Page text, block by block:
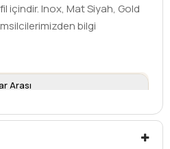
içindir. Inox, Mat Siyah, Gold
bilgi
Arası